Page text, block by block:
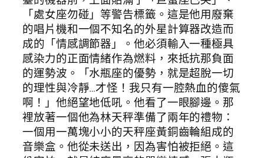
「處女座勿碰」等警告標籤。這是他用廢棄
的唱片機和一個不知名的外星計算器改造而
成的「情感調節器」。他必須輸入一種極具
感染力的正面情緒作為燃料，來抵抗那負面
的運勢波。「水瓶座的優勢，就是超脫一切
的理性與冷靜…才怪！我只有一腔熱血的傻氣
啊！」他絕望地低吼。他看了一眼腳邊。那
裡放著一個他為林天秤準備了兩年的禮物：
一個用一萬塊小小的天秤座黃銅齒輪組成的
音樂盒。他從未送出，因為害怕被拒絕。這